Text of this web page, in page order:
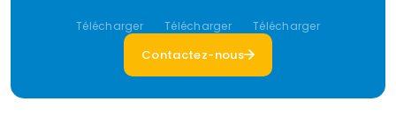
Télécharger Télécharger Télécharger
Contactez-nous